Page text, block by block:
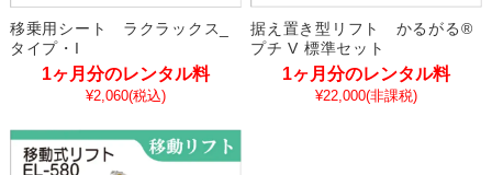
移乗用シート ラクラックス_
タイプ・I
1ヶ月分のレンタル料
¥2,060(税込)
据え置き型リフト かるがる®
プチ V 標準セット
1ヶ月分のレンタル料
¥22,000(非課税)